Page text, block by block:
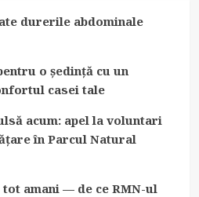
durerile abdominale
o ședință cu un
casei tale
acum: apel la voluntari
în Parcul Natural
amani — de ce RMN-ul